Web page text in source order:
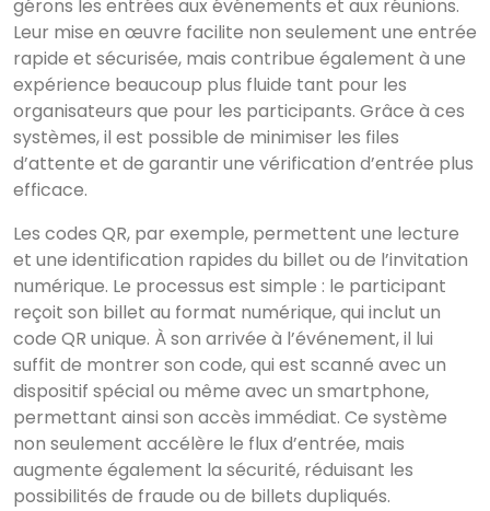
gérons les entrées aux événements et aux réunions.
Leur mise en œuvre facilite non seulement une entrée
rapide et sécurisée, mais contribue également à une
expérience beaucoup plus fluide tant pour les
organisateurs que pour les participants. Grâce à ces
systèmes, il est possible de minimiser les files
d’attente et de garantir une vérification d’entrée plus
efficace.
Les codes QR, par exemple, permettent une lecture
et une identification rapides du billet ou de l’invitation
numérique. Le processus est simple : le participant
reçoit son billet au format numérique, qui inclut un
code QR unique. À son arrivée à l’événement, il lui
suffit de montrer son code, qui est scanné avec un
dispositif spécial ou même avec un smartphone,
permettant ainsi son accès immédiat. Ce système
non seulement accélère le flux d’entrée, mais
augmente également la sécurité, réduisant les
possibilités de fraude ou de billets dupliqués.